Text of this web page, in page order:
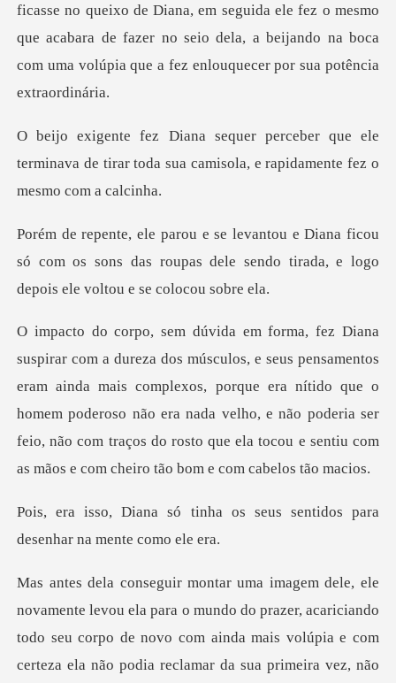
ficasse no queixo de Diana, em seguida ele fez o mesmo
que acabara de fazer no s
eber que ele
terminava de tirar toda sua camis
Diana ficou
só com os sons das roupas dele sendo tir
os
eram ainda mais complexos, porque era nítido que o
homem poderoso não era nada velho, e não poderia ser
fe
ó tinha os seus sentidos para
ndo
todo seu corpo de novo com ainda mais volúpia e com
certeza ela não podia reclamar da sua primeira vez, nã